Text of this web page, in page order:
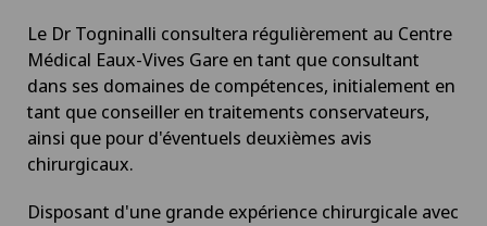
Le Dr Togninalli consultera régulièrement au Centre
Médical Eaux-Vives Gare en tant que consultant
dans ses domaines de compétences, initialement en
tant que conseiller en traitements conservateurs,
ainsi que pour d'éventuels deuxièmes avis
chirurgicaux.
Disposant d'une grande expérience chirurgicale avec